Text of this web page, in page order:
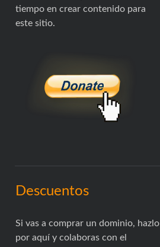
tiempo en crear contenido para
este sitio.
Descuentos
Si vas a comprar un dominio, hazlo
por aquí y colaboras con el